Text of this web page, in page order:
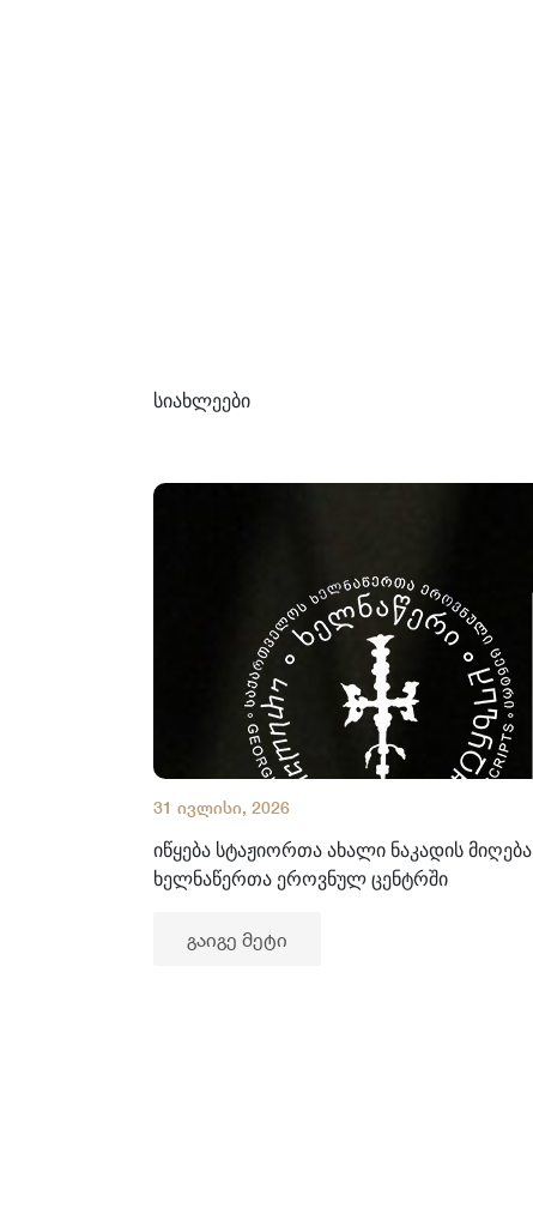
სიახლეები
31 ივლისი, 2026
იწყება სტაჟიორთა ახალი ნაკადის მიღება
ხელნაწერთა ეროვნულ ცენტრში
გაიგე მეტი